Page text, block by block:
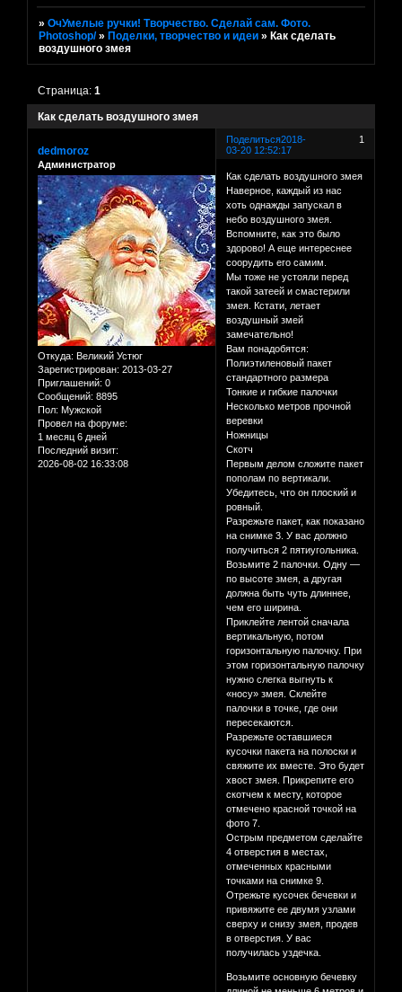
»ОчУмелые ручки! Творчество. Сделай сам. Фото.
Photoshop/ » Поделки, творчество и идеи » Как сделать
воздушного змея
Как сделать воздушного змея
Страница:1
Поделиться 1
2018-
03-20 12:52:17
dedmoroz
Администратор
Откуда: Великий Устюг
Зарегистрирован: 2013-03-27
Приглашений: 0
Сообщений: 8895
Пол: Мужской
Провел на форуме:
1 месяц 6 дней
Последний визит:
2026-08-02 16:33:08
Как сделать воздушного змея
Наверное, каждый из нас
хоть однажды запускал в
небо воздушного змея.
Вспомните, как это было
здорово! А еще интереснее
соорудить его самим.
Мы тоже не устояли перед
такой затеей и смастерили
змея. Кстати, летает
воздушный змей
замечательно!
Вам понадобятся:
Полиэтиленовый пакет
стандартного размера
Тонкие и гибкие палочки
Несколько метров прочной
веревки
Ножницы
Скотч
Первым делом сложите пакет
пополам по вертикали.
Убедитесь, что он плоский и
ровный.
Разрежьте пакет, как показано
на снимке 3. У вас должно
получиться 2 пятиугольника.
Возьмите 2 палочки. Одну —
по высоте змея, а другая
должна быть чуть длиннее,
чем его ширина.
Приклейте лентой сначала
вертикальную, потом
горизонтальную палочку. При
этом горизонтальную палочку
нужно слегка выгнуть к
«носу» змея. Склейте
палочки в точке, где они
пересекаются.
Разрежьте оставшиеся
кусочки пакета на полоски и
свяжите их вместе. Это будет
хвост змея. Прикрепите его
скотчем к месту, которое
отмечено красной точкой на
фото 7.
Острым предметом сделайте
4 отверстия в местах,
отмеченных красными
точками на снимке 9.
Отрежьте кусочек бечевки и
привяжите ее двумя узлами
сверху и снизу змея, продев
в отверстия. У вас
получилась уздечка.
Возьмите основную бечевку